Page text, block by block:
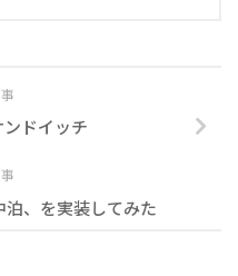
ドイッチ
、を実装してみた